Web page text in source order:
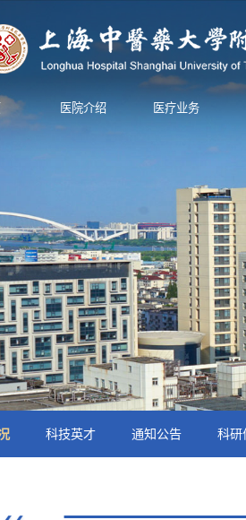
医院介绍 医疗业务
科技英才 通知公告 科研